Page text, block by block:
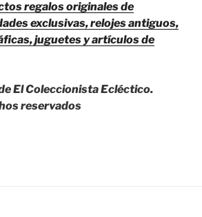
regalos originales de
exclusivas, relojes antiguos,
juguetes y artículos de
El Coleccionista Ecléctico.
reservados